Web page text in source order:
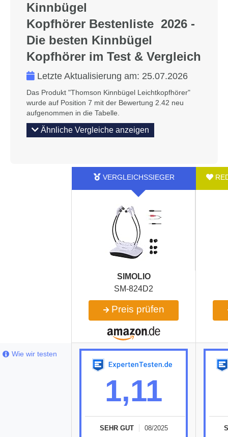
Kinnbügel
Kopfhörer Bestenliste 2026 -
Die besten Kinnbügel
Kopfhörer im Test & Vergleich
Letzte Aktualisierung am: 25.07.2026
Das Produkt "Thomson Kinnbügel Leichtkopfhörer"
wurde auf Position 7 mit der Bewertung 2.42 neu
aufgenommen in die Tabelle.
Ähnliche Vergleiche anzeigen
SIMOLIO
SM-824D2
Preis prüfen
1,11
SEHR GUT 08/2025
Wie wir testen